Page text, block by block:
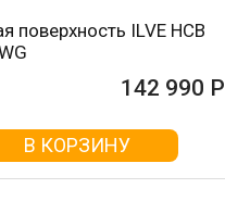
поверхность ILVE HCB
142 990 Р
В КОРЗИНУ